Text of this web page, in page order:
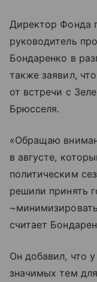
Директор Фонда
руководитель
Бондаренко в
также заявил,
от встречи с
Брюсселя.
«Обращаю
в августе,
политическим
решили принять
считает
Он добавил, что
значимых тем